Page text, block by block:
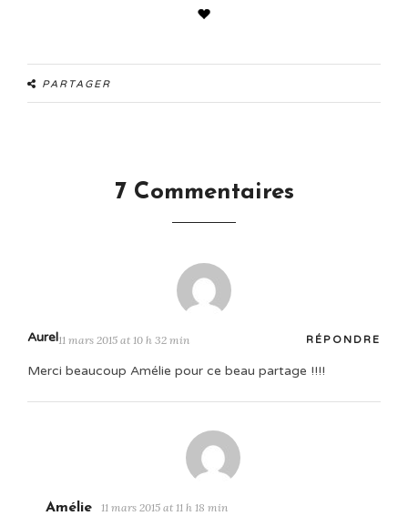
PARTAGER
7 Commentaires
Aurel11 mars 2015 at 10 h 32 min RÉPONDRE
Merci beaucoup Amélie pour ce beau partage !!!!
Amélie 11 mars 2015 at 11 h 18 min